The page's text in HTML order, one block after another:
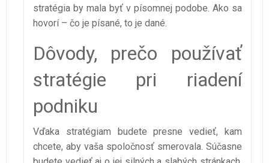
stratégia by mala byť v písomnej podobe. Ako sa
hovorí – čo je písané, to je dané.
Dôvody, prečo používať
stratégie pri riadení
podniku
Vďaka stratégiam budete presne vedieť, kam
chcete, aby vaša spoločnosť smerovala. Súčasne